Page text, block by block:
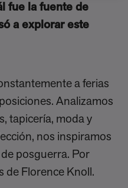
fue la fuente de
a explorar este
a ferias
Analizamos
tapicería, moda y
nos inspiramos
posguerra. Por
de Florence Knoll.